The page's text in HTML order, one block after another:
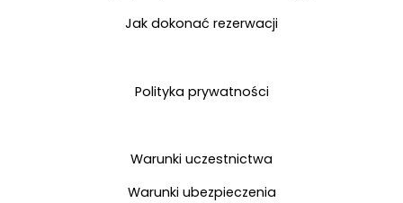
Jak dokonać rezerwacji
Polityka prywatności
Warunki uczestnictwa
Warunki ubezpieczenia